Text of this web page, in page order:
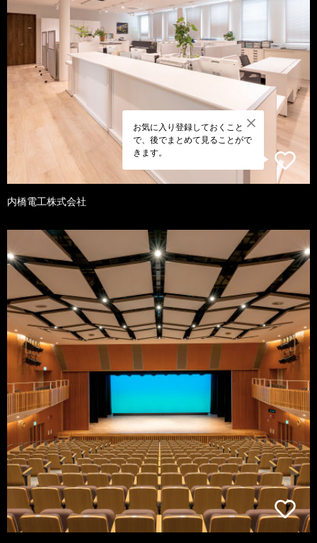
お気に入り登録しておくこと
で、後でまとめて見ることがで
きます。
内橋電工株式会社